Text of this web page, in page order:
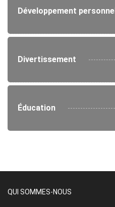
Développement personnel
Divertissement
Éducation
QUI SOMMES-NOUS